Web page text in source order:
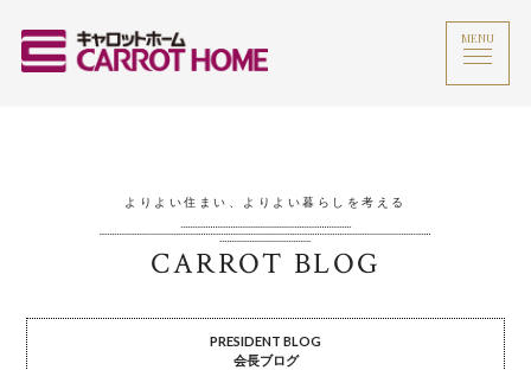
MENU
よりよい住まい、よりよい暮らしを考える
CARROT BLOG
PRESIDENT BLOG
会長ブログ